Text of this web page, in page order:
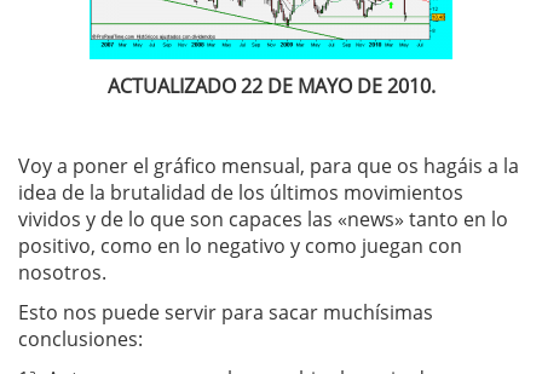
ACTUALIZADO 22 DE MAYO DE 2010.
Voy a poner el gráfico mensual, para que os hagáis a la
idea de la brutalidad de los últimos movimientos
vividos y de lo que son capaces las «news» tanto en lo
positivo, como en lo negativo y como juegan con
nosotros.
Esto nos puede servir para sacar muchísimas
conclusiones: